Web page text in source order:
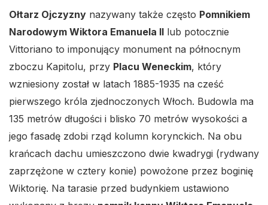
Ołtarz Ojczyzny nazywany także często Pomnikiem
Narodowym Wiktora Emanuela II lub potocznie
Vittoriano to imponujący monument na północnym
zboczu Kapitolu, przy Placu Weneckim, który
wzniesiony został w latach 1885-1935 na cześć
pierwszego króla zjednoczonych Włoch. Budowla ma
135 metrów długości i blisko 70 metrów wysokości a
jego fasadę zdobi rząd kolumn korynckich. Na obu
krańcach dachu umieszczono dwie kwadrygi (rydwany
zaprzężone w cztery konie) powożone przez boginię
Wiktorię. Na tarasie przed budynkiem ustawiono